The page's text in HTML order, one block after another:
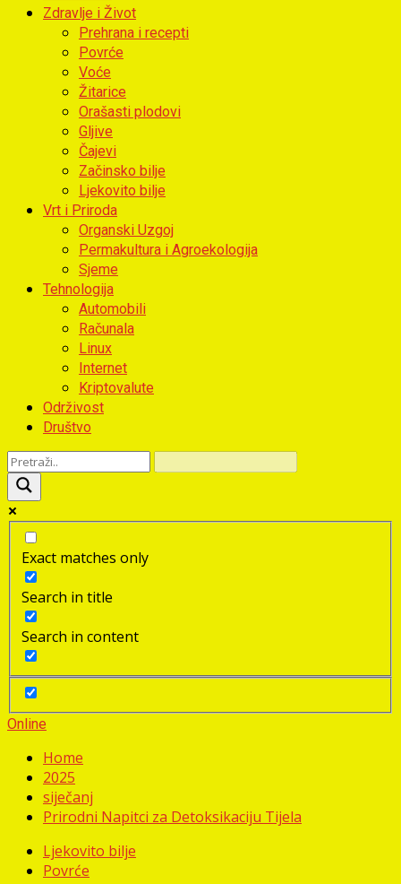
Zdravlje i Život
Prehrana i recepti
Povrće
Voće
Žitarice
Orašasti plodovi
Gljive
Čajevi
Začinsko bilje
Ljekovito bilje
Vrt i Priroda
Organski Uzgoj
Permakultura i Agroekologija
Sjeme
Tehnologija
Automobili
Računala
Linux
Internet
Kriptovalute
Održivost
Društvo
Exact matches only
Search in title
Search in content
Online
Home
2025
siječanj
Prirodni Napitci za Detoksikaciju Tijela
Ljekovito bilje
Povrće